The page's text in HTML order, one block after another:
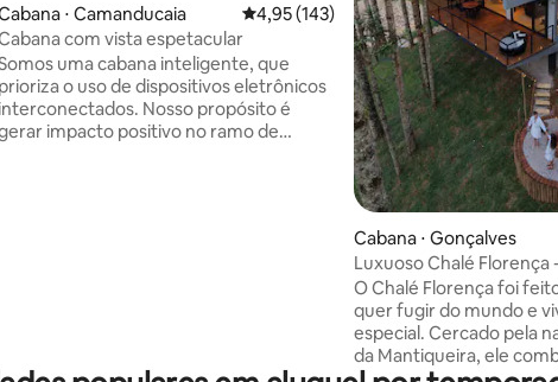
média de 5, 230 avaliações
⋅ Camanducaia 4,95 de uma avaliação média de 5, 143
4,95 (143)
com vista espetacular
uma cabana inteligente, que
prioriza o uso de dispositivos eletrônicos
interconectados. Nosso propósito é
impacto positivo no ramo de
Cabana ⋅ Gonçalves
Luxuoso Chalé Florença
O Chalé Florença foi
quer fugir do mundo e
especial. Cercado pela
da Mantiqueira, ele